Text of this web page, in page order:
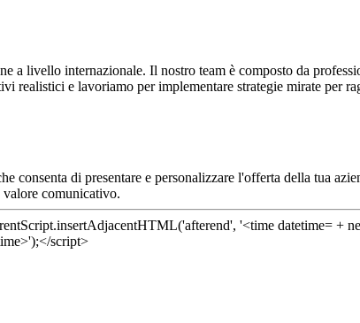
a livello internazionale. Il nostro team è composto da
realistici e lavoriamo per implementare strategie mirate per
consenta di presentare e personalizzare l'offerta della tua
comunicativo.